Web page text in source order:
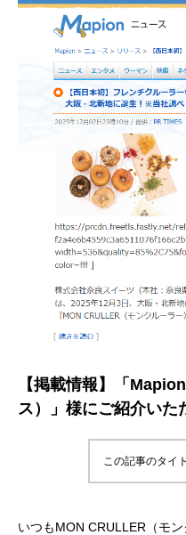
【掲載情報】「
ス）」様にご紹介いた
この記事のタイ
いつもMON CRULLER（モ